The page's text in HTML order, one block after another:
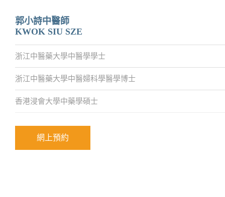
郭小詩中醫師
KWOK SIU SZE
浙江中醫藥大學中醫學學士
浙江中醫藥大學中醫婦科學醫學博士
香港浸會大學中藥學碩士
網上預約